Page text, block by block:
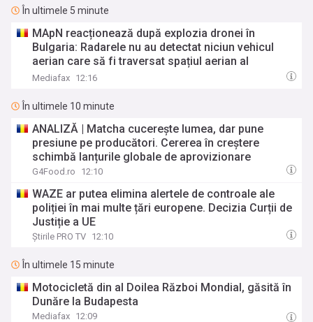
În ultimele 5 minute
MApN reacționează după explozia dronei în
Bulgaria: Radarele nu au detectat niciun vehicul
aerian care să fi traversat spațiul aerian al
României
Mediafax 12:16
În ultimele 10 minute
ANALIZĂ | Matcha cucerește lumea, dar pune
presiune pe producători. Cererea în creștere
schimbă lanțurile globale de aprovizionare
G4Food.ro 12:10
WAZE ar putea elimina alertele de controale ale
poliției în mai multe țări europene. Decizia Curții de
Justiție a UE
Știrile PRO TV 12:10
În ultimele 15 minute
Motocicletă din al Doilea Război Mondial, găsită în
Dunăre la Budapesta
Mediafax 12:09